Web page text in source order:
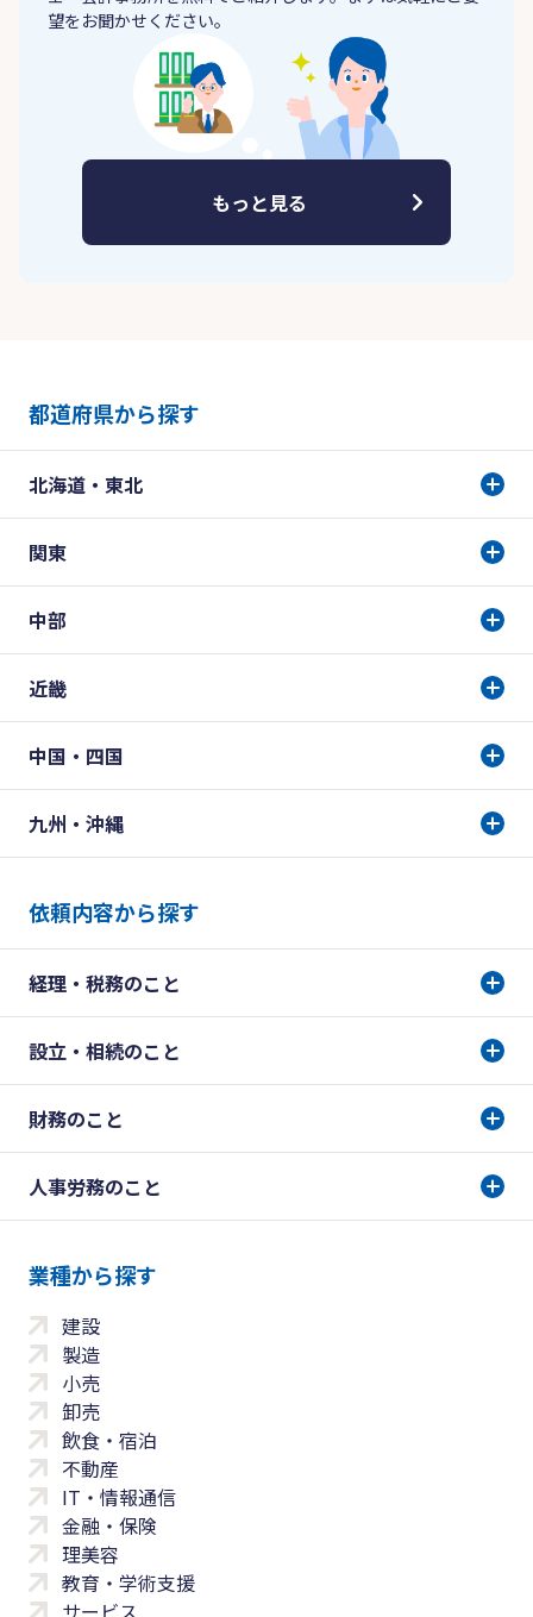
望をお聞かせください。
もっと見る
都道府県から探す
北海道・東北
関東
中部
近畿
中国・四国
九州・沖縄
依頼内容から探す
経理・税務のこと
設立・相続のこと
財務のこと
人事労務のこと
業種から探す
建設
製造
小売
卸売
飲食・宿泊
不動産
IT・情報通信
金融・保険
理美容
教育・学術支援